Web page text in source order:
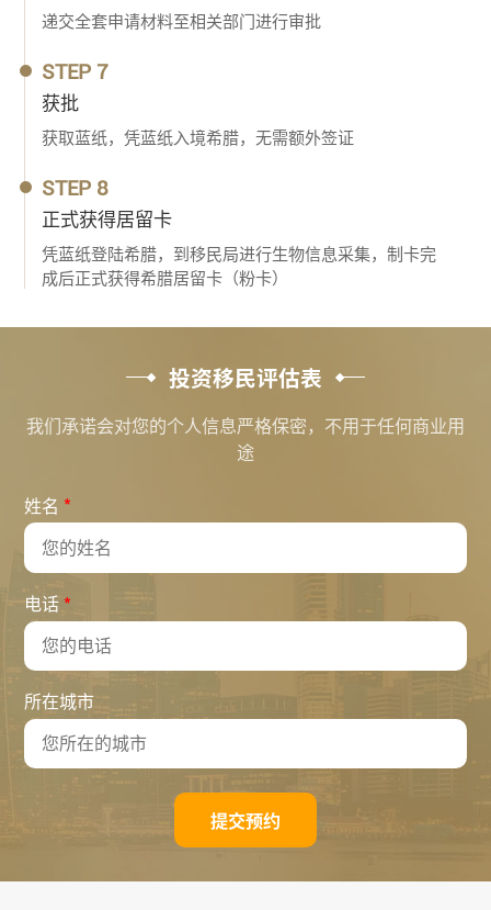
递交全套申请材料至相关部门进行审批
STEP 7
获批
获取蓝纸，凭蓝纸入境希腊，无需额外签证
STEP 8
正式获得居留卡
凭蓝纸登陆希腊，到移民局进行生物信息采集，制卡完
成后正式获得希腊居留卡（粉卡）
投资移民评估表
我们承诺会对您的个人信息严格保密，不用于任何商业用
途
姓名 *
电话 *
所在城市
提交预约